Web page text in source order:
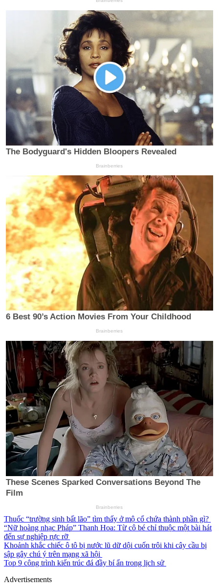
Thuốc “trường sinh bất lão” tìm thấy ở mộ cổ chứa thành phần gì?
“Nữ hoàng nhạc Pháp” Thanh Hoa: Từ cô bé chỉ thuộc một bài hát
đến sự nghiệp rực rỡ
Khoảnh khắc chiếc ô tô bị nước lũ dữ dội cuốn trôi khi cây cầu bị
sập gây chú ý trên mạng xã hội
Top 9 công trình kiến trúc đá đầy bí ẩn trong lịch sử
Advertisements